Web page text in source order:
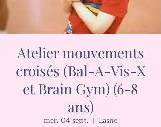
Atelier mouvements
croisés (Bal-A-Vis-X
et Brain Gym) (6-8
ans)
mer. 04 sept.
  |
Lasne